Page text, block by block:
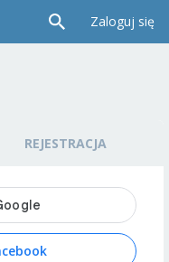
Zaloguj się
REJESTRACJA